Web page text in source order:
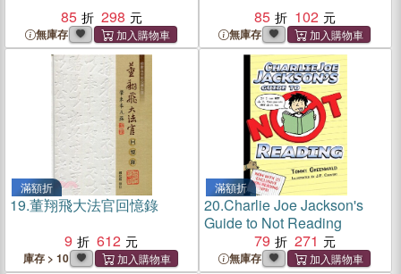
85
298
無庫存
85
102
無庫存
滿額折
19.董翔飛大法官回憶錄
9
612
庫存 > 10
滿額折
20.Charlie Joe Jackson's
Guide to Not Reading
79
271
無庫存